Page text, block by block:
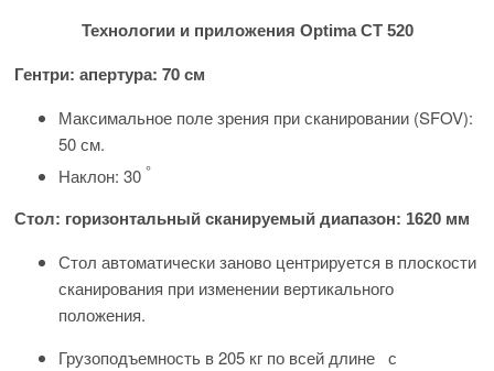
Технологии и приложения Optima CT 520
Гентри: апертура: 70 см
Максимальное поле зрения при сканировании (SFOV):
50 см.
Наклон: 30°
Стол: горизонтальный сканируемый диапазон: 1620 мм
Стол автоматически заново центрируется в плоскости
сканирования при изменении вертикального
положения.
Грузоподъемность в 205 кг по всей длине с